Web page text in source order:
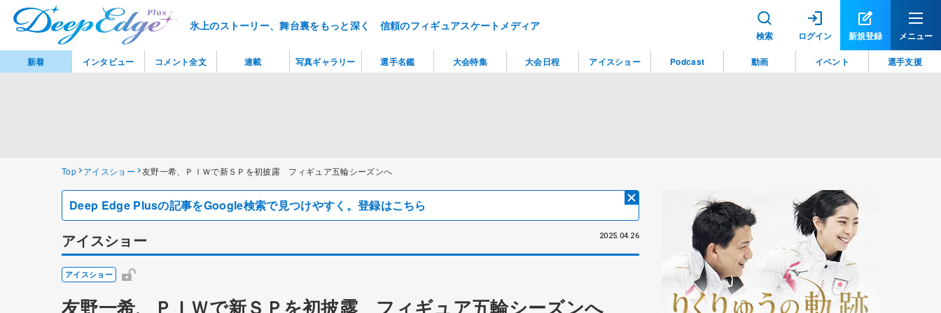
氷上のストーリー、舞台裏をもっと深く 信頼のフィギュアスケートメディア
検索 ログイン 新規登録 メニュー
Top アイスショー 友野一希、ＰＩＷで新ＳＰを初披露 フィギュア五輪シーズンへ
Deep Edge Plusの記事をGoogle検索で見つけやすく。登録はこちら
アイスショー 2025.04.26
アイスショー
友野一希、ＰＩＷで新ＳＰを初披露 フィギュア五輪シーズンへ
新着 インタビュー コメント全文 連載 写真ギャラリー 選手名鑑 大会特集 大会日程 アイスショー Podcast 動画 イベント 選手支援